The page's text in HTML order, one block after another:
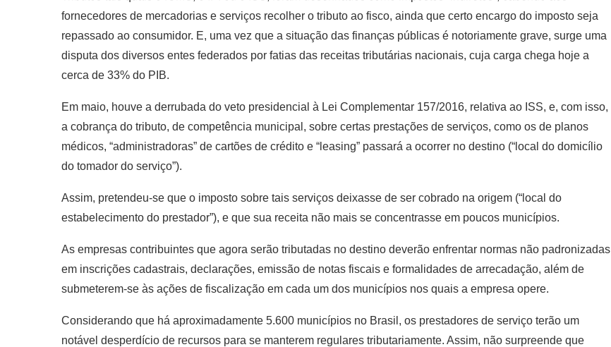
fornecedores de mercadorias e serviços recolher o tributo ao fisco, ainda que certo encargo do imposto seja
repassado ao consumidor. E, uma vez que a situação das finanças públicas é notoriamente grave, surge uma
disputa dos diversos entes federados por fatias das receitas tributárias nacionais, cuja carga chega hoje a
cerca de 33% do PIB.
Em maio, houve a derrubada do veto presidencial à Lei Complementar 157/2016, relativa ao ISS, e, com isso,
a cobrança do tributo, de competência municipal, sobre certas prestações de serviços, como os de planos
médicos, “administradoras” de cartões de crédito e “leasing” passará a ocorrer no destino (“local do domicílio
do tomador do serviço”).
Assim, pretendeu-se que o imposto sobre tais serviços deixasse de ser cobrado na origem (“local do
estabelecimento do prestador”), e que sua receita não mais se concentrasse em poucos municípios.
As empresas contribuintes que agora serão tributadas no destino deverão enfrentar normas não padronizadas
em inscrições cadastrais, declarações, emissão de notas fiscais e formalidades de arrecadação, além de
submeterem-se às ações de fiscalização em cada um dos municípios nos quais a empresa opere.
Considerando que há aproximadamente 5.600 municípios no Brasil, os prestadores de serviço terão um
notável desperdício de recursos para se manterem regulares tributariamente. Assim, não surpreende que